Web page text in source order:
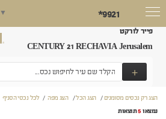
*9921
▼
+
פייר לורקט
CENTURY 21 RECHAVIA Jerusalem
הצג רק נכסים מסומנים/הצג הכל/הצג מפה/לכל נכסי הסניף
נמצאו 5תוצאות